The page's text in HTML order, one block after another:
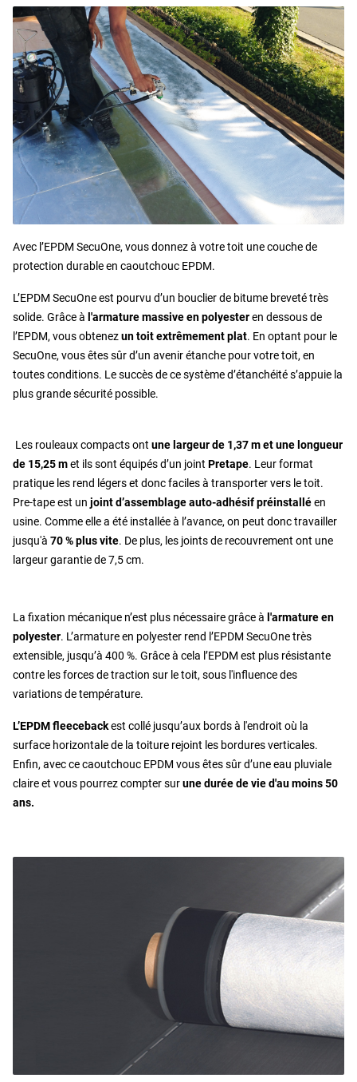
Avec l’EPDM SecuOne, vous donnez à votre toit une couche de
protection durable en caoutchouc EPDM.
L’EPDM SecuOne est pourvu d’un bouclier de bitume breveté très
solide. Grâce à l'armature massive en polyesteren dessous de
l’EPDM, vous obtenezun toit extrêmement plat. En optant pour le
SecuOne, vous êtes sûr d’un avenir étanche pour votre toit, en
toutes conditions. Le succès de ce système d’étanchéité s’appuie la
plus grande sécurité possible.
Les rouleaux compacts ont une largeur de 1,37 m et une longueur
de 15,25 met ils sont équipés d’un joint Pretape. Leur format
pratique les rend légers et donc faciles à transporter vers le toit.
Pre-tape est un joint d’assemblage auto-adhésif préinstalléen
usine. Comme elle a été installée à l’avance, on peut donc travailler
jusqu'à 70 % plus vite. De plus, les joints de recouvrement ont une
largeur garantie de 7,5 cm.
La fixation mécanique n’est plus nécessaire grâce à l'armature en
polyester. L’armature en polyester rend l’EPDM SecuOne très
extensible, jusqu’à 400 %. Grâce à cela l’EPDM est plus résistante
contre les forces de traction sur le toit, sous l'influence des
variations de température.
L’EPDM fleecebackest collé jusqu’aux bords à l'endroit où la
surface horizontale de la toiture rejoint les bordures verticales.
Enfin, avec ce caoutchouc EPDM vous êtes sûr d’une eau pluviale
claire et vous pourrez compter surune durée de vie d'au moins 50
ans.